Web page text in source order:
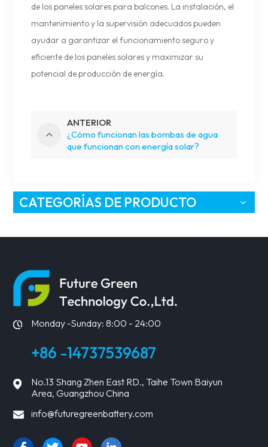
de los paneles solares para balcones. La instalación, el
mantenimiento y la supervisión adecuados pueden
ayudar a garantizar el funcionamiento seguro y
eficiente de los paneles solares y maximizar su
potencial de producción de energía.
ANTERIOR
¿Cómo funcionan las bombas de agua
que funcionan con energía solar?
CATEGORÍAS DE PRODUCTO
Monday -Sunday: 8:00 - 24:00
+86 -14737539687
No.13 Shang Zhen East RD., Taihe Town Baiyun
Area, Guangzhou China
info@futuregreenbattery.com